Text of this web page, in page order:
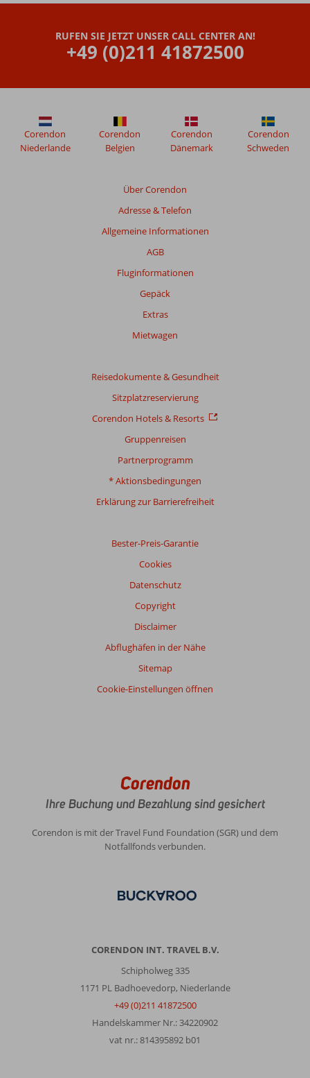
RUFEN SIE JETZT UNSER CALL CENTER AN!
+49 (0)211 41872500
Über Corendon
Adresse & Telefon
Allgemeine Informationen
AGB
Fluginformationen
Gepäck
Extras
Mietwagen
Reisedokumente & Gesundheit
Sitzplatzreservierung
Corendon Hotels & Resorts
Gruppenreisen
Partnerprogramm
* Aktionsbedingungen
Erklärung zur Barrierefreiheit
Bester-Preis-Garantie
Cookies
Datenschutz
Copyright
Disclaimer
Abflughäfen in der Nähe
Sitemap
Cookie-Einstellungen öffnen
Corendon
Niederlande
Corendon
Belgien
Corendon
Dänemark
Corendon
Schweden
Corendon
Ihre Buchung und Bezahlung sind gesichert
Corendon is mit der Travel Fund Foundation (SGR) und dem
Notfallfonds verbunden.
CORENDON INT. TRAVEL B.V.
Schipholweg 335
1171 PL Badhoevedorp, Niederlande
+49 (0)211 41872500
Handelskammer Nr.: 34220902
vat nr.: 814395892 b01